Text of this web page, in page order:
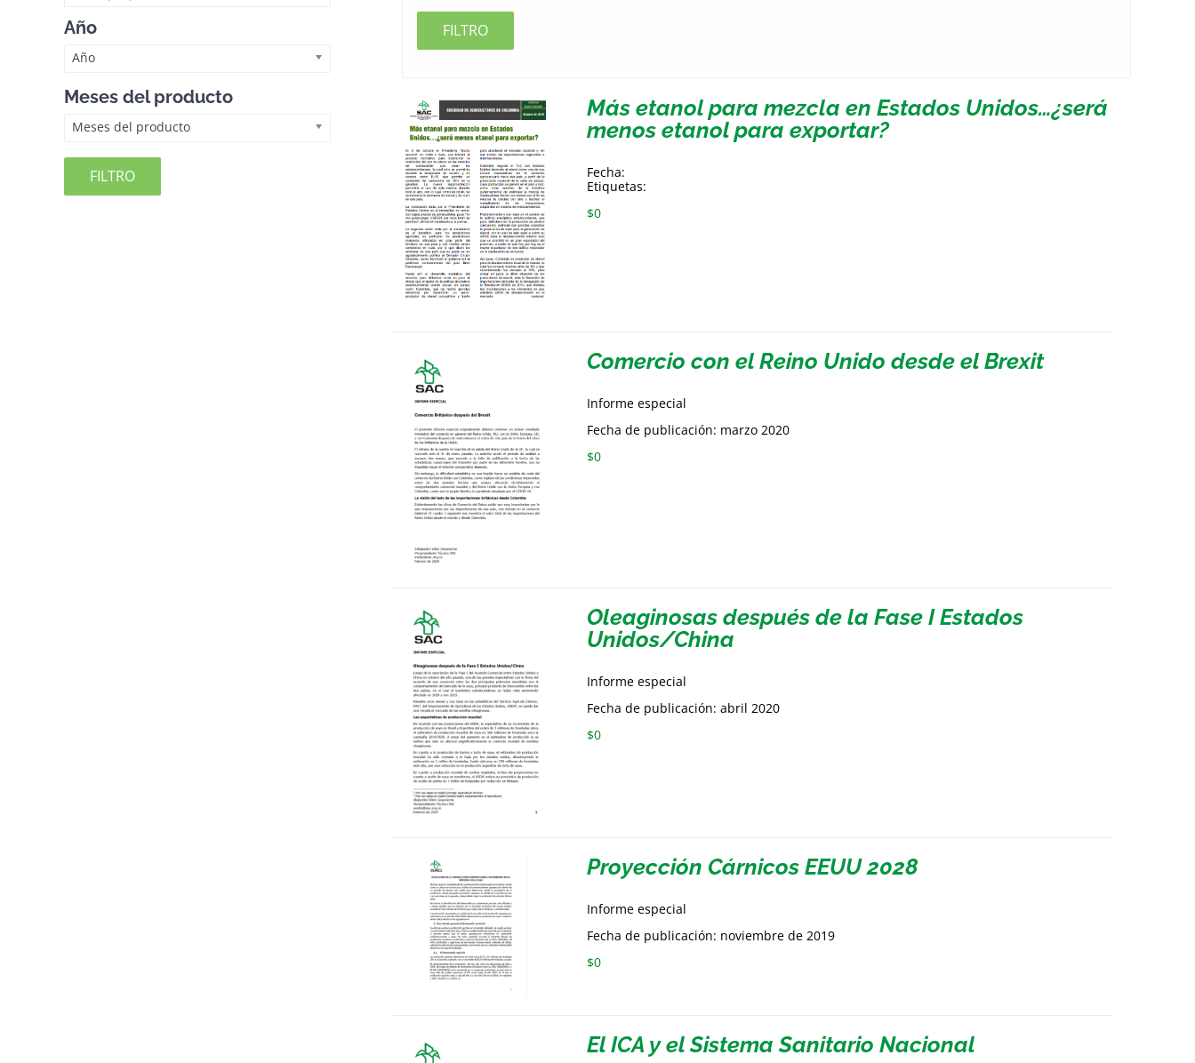
FILTRO
Más etanol para mezcla en Estados Unidos…¿será
menos etanol para exportar?
Fecha:
Etiquetas:
$0
Comercio con el Reino Unido desde el Brexit
Informe especial
Fecha de publicación: marzo 2020
$0
Oleaginosas después de la Fase I Estados
Unidos/China
Informe especial
Fecha de publicación: abril 2020
$0
Proyección Cárnicos EEUU 2028
Informe especial
Fecha de publicación: noviembre de 2019
$0
El ICA y el Sistema Sanitario Nacional
Año
Año
Meses del producto
Meses del producto
FILTRO